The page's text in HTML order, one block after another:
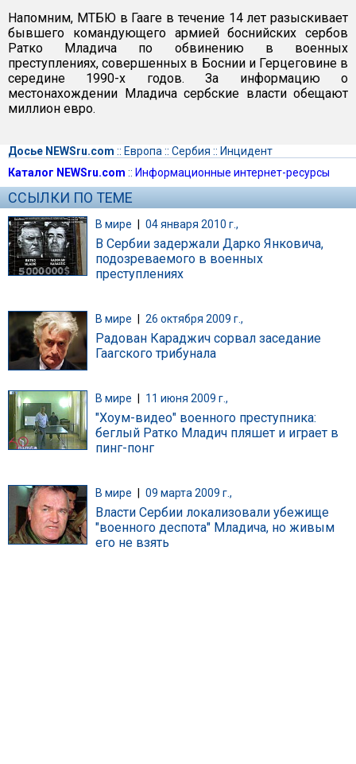
Напомним, МТБЮ в Гааге в течение 14 лет разыскивает
бывшего командующего армией боснийских сербов
Ратко Младича по обвинению в военных
преступлениях, совершенных в Боснии и Герцеговине в
середине 1990-х годов. За информацию о
местонахождении Младича сербские власти обещают
миллион евро.
Досье NEWSru.com :: Европа :: Сербия :: Инцидент
Каталог NEWSru.com :: Информационные интернет-ресурсы
ССЫЛКИ ПО ТЕМЕ
В мире | 04 января 2010 г.,
В Сербии задержали Дарко Янковича,
подозреваемого в военных
преступлениях
В мире 26 октября 2009 г.,
Радован Караджич сорвал заседание
Гаагского трибунала
В мире 11 июня 2009 г.,
"Хоум-видео" военного преступника:
беглый Ратко Младич пляшет и играет в
пинг-понг
В мире 09 марта 2009 г.,
Власти Сербии локализовали убежище
"военного деспота" Младича, но живым
его не взять